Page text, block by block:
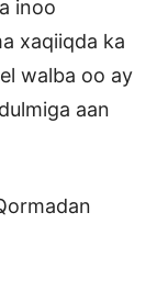
inoo
xaqiiqda ka
walba oo ay
aan